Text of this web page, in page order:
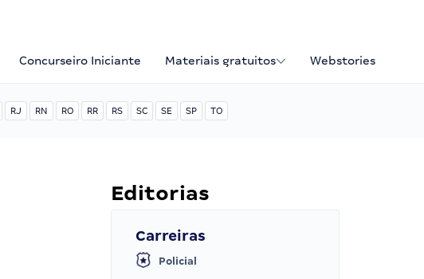
Concurseiro Iniciante Materiais gratuitos Webstories
RJ RN RO RR RS SC SE SP TO
Editorias
Carreiras
Policial